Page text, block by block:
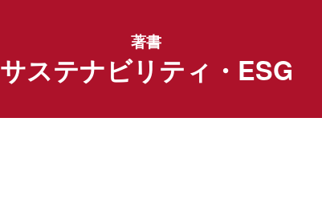
著書
サステナビリティ・ESG